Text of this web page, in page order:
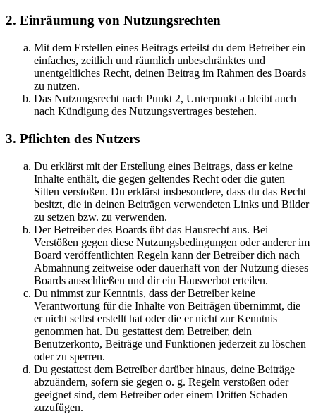
2. Einräumung von Nutzungsrechten
Mit dem Erstellen eines Beitrags erteilst du dem Betreiber ein
einfaches, zeitlich und räumlich unbeschränktes und
unentgeltliches Recht, deinen Beitrag im Rahmen des Boards
zu nutzen.
Das Nutzungsrecht nach Punkt 2, Unterpunkt a bleibt auch
nach Kündigung des Nutzungsvertrages bestehen.
3. Pflichten des Nutzers
Du erklärst mit der Erstellung eines Beitrags, dass er keine
Inhalte enthält, die gegen geltendes Recht oder die guten
Sitten verstoßen. Du erklärst insbesondere, dass du das Recht
besitzt, die in deinen Beiträgen verwendeten Links und Bilder
zu setzen bzw. zu verwenden.
Der Betreiber des Boards übt das Hausrecht aus. Bei
Verstößen gegen diese Nutzungsbedingungen oder anderer im
Board veröffentlichten Regeln kann der Betreiber dich nach
Abmahnung zeitweise oder dauerhaft von der Nutzung dieses
Boards ausschließen und dir ein Hausverbot erteilen.
Du nimmst zur Kenntnis, dass der Betreiber keine
Verantwortung für die Inhalte von Beiträgen übernimmt, die
er nicht selbst erstellt hat oder die er nicht zur Kenntnis
genommen hat. Du gestattest dem Betreiber, dein
Benutzerkonto, Beiträge und Funktionen jederzeit zu löschen
oder zu sperren.
Du gestattest dem Betreiber darüber hinaus, deine Beiträge
abzuändern, sofern sie gegen o. g. Regeln verstoßen oder
geeignet sind, dem Betreiber oder einem Dritten Schaden
zuzufügen.